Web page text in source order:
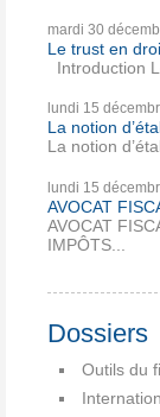
mardi 30
Le trust en
Introduction
lundi 15
La notion
La notion
lundi 15
AVOCAT
AVOCAT
IMPÔTS...
Dossiers
Outils du